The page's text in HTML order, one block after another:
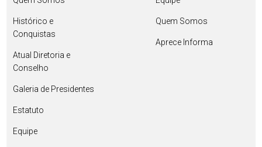
Histórico e
Conquistas
Atual Diretoria e
Conselho
Galeria de Presidentes
Estatuto
Equipe
Quem Somos
Aprece Informa